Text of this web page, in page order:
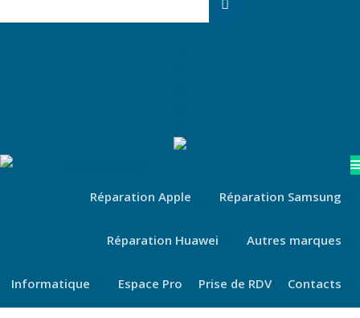
Réparation Apple Réparation Samsung
Réparation Huawei Autres marques
Informatique Espace Pro Prise de RDV Contacts